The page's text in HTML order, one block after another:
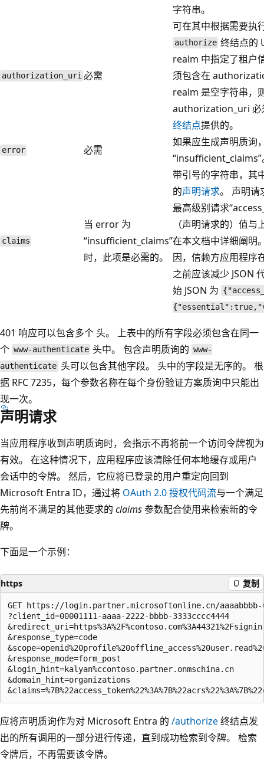
字符串。
authorization_uri 必需
可在其中根据需要执
authorize 终结点的
realm 中指定了租户
须包含在
realm 是空字符串，
authorization_uri 必
终结点提供的。
error 必需
如果应生成声明质询
“insufficient_claims”
claims
当 error 为
“insufficient_claims”
时，此项是必需的。
带引号的字符串，其
的声明请求。 声明请
最高级别请求
（声明请求的）值
在本文档中详细阐明
因，信赖方应用程序
之前应该减少 JSON
始 JSON 为
401 响应可以包含多个 头。 上表中的所有字段必须包含在同一
个 www-authenticate 头中。 包含声明质询的 www-
authenticate 头可以包含其他字段。 头中的字段是无序的。 根
据 RFC 7235，每个参数名称在每个身份验证方案质询中只能出
现一次。
声明请求
当应用程序收到声明质询时，会指示不再将前一个访问令牌视为
有效。 在这种情况下，应用程序应该清除任何本地缓存或用户
会话中的令牌。 然后，它应将已登录的用户重定向回到
Microsoft Entra ID，通过将 OAuth 2.0 授权代码流与一个满足
先前尚不满足的其他要求的 claims参数配合使用来检索新的令
牌。
下面是一个示例：
https 复制
GET https://login.partner.microsoftonline.cn/aaaabbbb-
?client_id=00001111-aaaa-2222-bbbb-3333cccc4444
&response_type=code
&response_mode=form_post
&login_hint=kalyan%ccontoso.partner.onmschina.cn
&domain_hint=organizations
应将声明质询作为对 Microsoft Entra 的 /authorize终结点发
出的所有调用的一部分进行传递，直到成功检索到令牌。 检索
令牌后，不再需要该令牌。